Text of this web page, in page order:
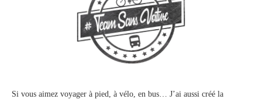
Si vous aimez voyager à pied, à vélo, en bus… J’ai aussi créé la